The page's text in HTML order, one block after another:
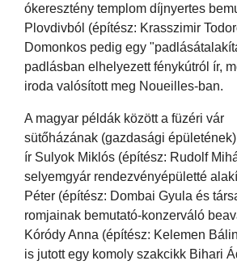
ókeresztény templom díjnyertes
Plovdivból (építész: Krasszimir
Domonkos pedig egy
padlásban elhelyezett fénykútról ír,
iroda valósított meg Noueilles-ban.
A magyar példák között a füzéri vár
sütőházának (gazdasági
ír Sulyok Miklós (építész: Rudolf
selyemgyár rendezvényépületté
Péter (építész: Dombai Gyula és
romjainak bemutató-konzerváló
Kóródy Anna (építész: Kelemen
is jutott egy komoly szakcikk Bihari